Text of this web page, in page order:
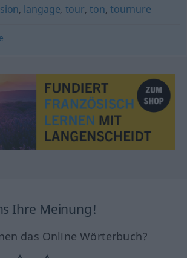
, langage, tour,ton,tournure
Ihre Meinung!
das Online Wörterbuch?